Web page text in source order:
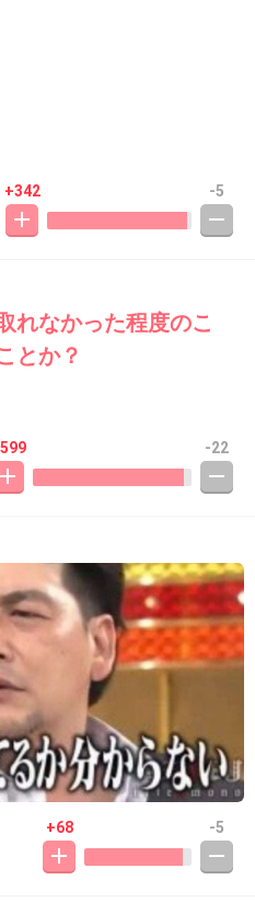
+342 -5
れなかった程度のこ
とか？
-22
+68 -5